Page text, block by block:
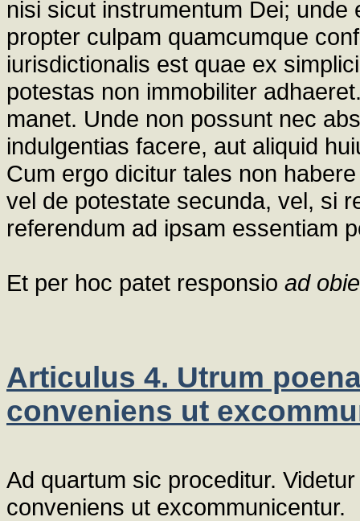
nisi sicut instrumentum Dei;
propter culpam quamcumque
iurisdictionalis est quae ex
potestas non immobiliter
manet. Unde non possunt nec
indulgentias facere, aut aliquid
Cum ergo dicitur tales non
vel de potestate secunda, vel, si
referendum ad ipsam essentiam
Et per hoc patet responsio ad
Articulus 4. Utrum
conveniens ut
Ad quartum sic proceditur.
conveniens ut excommunicentur.